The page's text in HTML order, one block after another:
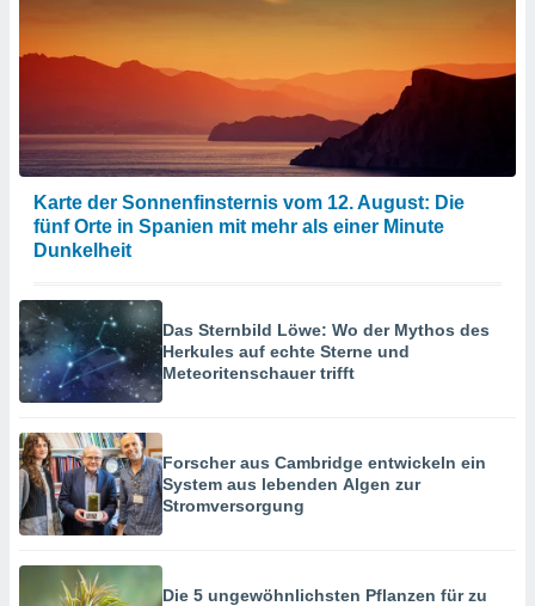
Karte der Sonnenfinsternis vom 12. August: Die
fünf Orte in Spanien mit mehr als einer Minute
Dunkelheit
Das Sternbild Löwe: Wo der Mythos des
Herkules auf echte Sterne und
Meteoritenschauer trifft
Forscher aus Cambridge entwickeln ein
System aus lebenden Algen zur
Stromversorgung
Die 5 ungewöhnlichsten Pflanzen für zu